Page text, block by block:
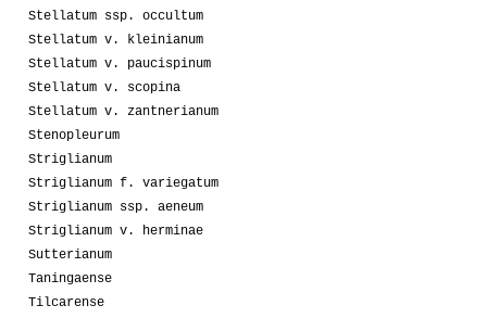
Stellatum ssp. occultum
Stellatum v. kleinianum
Stellatum v. paucispinum
Stellatum v. scopina
Stellatum v. zantnerianum
Stenopleurum
Striglianum
Striglianum f. variegatum
Striglianum ssp. aeneum
Striglianum v. herminae
Sutterianum
Taningaense
Tilcarense